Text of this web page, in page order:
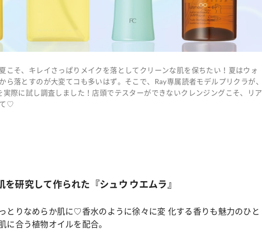
こそ、キレイさっぱりメイクを落としてクリーンな肌を保ちたい！夏はウォ
ら落とすのが大変てコも多いはず。そこで、Ray専属読者モデルプリクラが、
実際に試し調査しました！店頭でテスターができないクレンジングこそ、リア
♡
を研究して作られた『シュウ ウエムラ』
とりなめらか肌に♡香水のように徐々に変 化する香りも魅力のひと
に合う植物オイルを配合。